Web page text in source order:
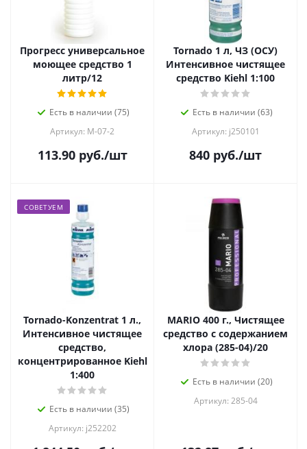
Прогресс универсальное
моющее средство 1
литр/12
Есть в наличии (75)
Артикул: М-07-2
113.90руб./шт
Tornado 1 л, ЧЗ (ОСУ)
Интенсивное чистящее
средство Kiehl 1:100
Есть в наличии (63)
Артикул: j250101
840 руб./шт
СОВЕТУЕМ
Tornado-Konzentrat 1 л.,
Интенсивное чистящее
средство,
концентрированное Kiehl
1:400
Есть в наличии (35)
Артикул: j252202
MARIO 400 г., Чистящее
средство с содержанием
хлора (285-04)/20
Есть в наличии (20)
Артикул: 285-04